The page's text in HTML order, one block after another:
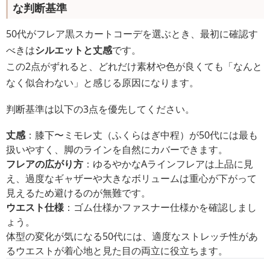
な判断基準
50代がフレア黒スカートコーデを選ぶとき、最初に確認す
べきはシルエットと丈感です。
この2点がずれると、どれだけ素材や色が良くても「なんと
なく似合わない」と感じる原因になります。
判断基準は以下の3点を優先してください。
丈感：膝下〜ミモレ丈（ふくらはぎ中程）が50代には最も
扱いやすく、脚のラインを自然にカバーできます。
フレアの広がり方 ：ゆるやかなAラインフレアは上品に見
え、過度なギャザーや大きなボリュームは重心が下がって
見えるため避けるのが無難です。
ウエスト仕様：ゴム仕様かファスナー仕様かを確認しまし
ょう。
体型の変化が気になる50代には、適度なストレッチ性があ
るウエストが着心地と見た目の両立に役立ちます。